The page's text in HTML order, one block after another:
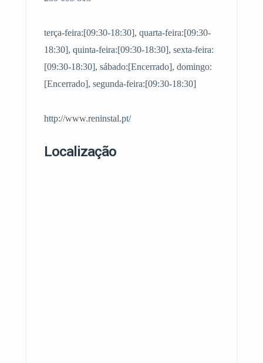
terça-feira:[09:30-18:30], quarta-feira:[09:30-
18:30], quinta-feira:[09:30-18:30], sexta-feira:
[09:30-18:30], sábado:[Encerrado], domingo:
[Encerrado], segunda-feira:[09:30-18:30]
http://www.reninstal.pt/
Localização